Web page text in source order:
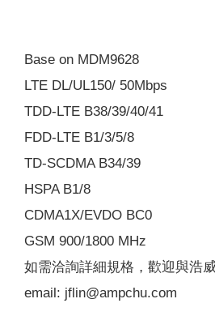
Base on MDM9628
LTE DL/UL150/ 50Mbps
TDD-LTE B38/39/40/41
FDD-LTE B1/3/5/8
TD-SCDMA B34/39
HSPA B1/8
CDMA1X/EVDO BC0
GSM 900/1800 MHz
如需洽詢詳細規格，歡迎與浩
email: jflin@ampchu.com